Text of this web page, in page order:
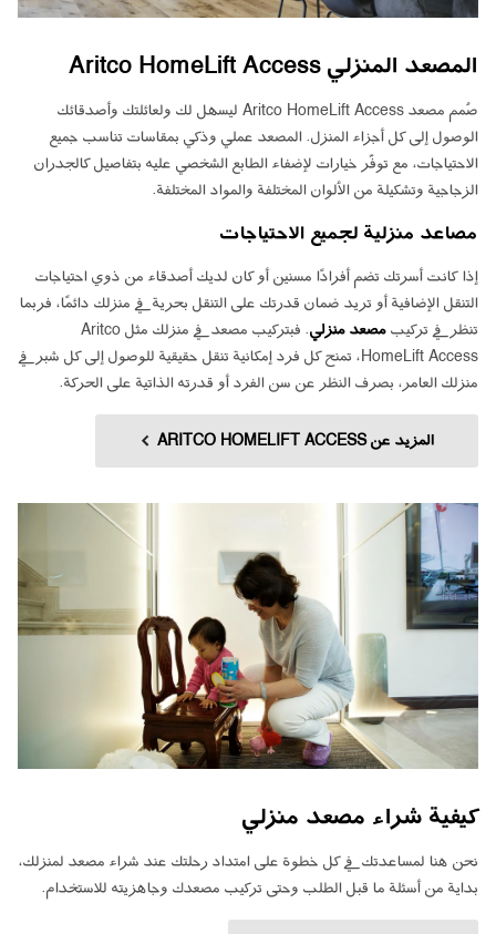
المصعد المنزلي Aritco HomeLift Access
صُمم مصعد Aritco HomeLift Access ليسهل لك ولعائلتك وأصدقائك
الوصول إلى كل أجزاء المنزل. المصعد عملي وذكي بمقاسات تناسب جميع
الاحتياجات، مع توفّر خيارات لإضفاء الطابع الشخصي عليه بتفاصيل كالجدران
الزجاجية وتشكيلة من الألوان المختلفة والمواد المختلفة.
مصاعد منزلية لجميع الاحتياجات
إذا كانت أسرتك تضم أفرادًا مسنين أو كان لديك أصدقاء من ذوي احتياجات
التنقل الإضافية أو تريد ضمان قدرتك على التنقل بحرية في منزلك دائمًا، فربما
تنظر في تركيب مصعد منزلي
. فبتركيب مصعد في منزلك مثل Aritco
HomeLift Access، تمنح كل فرد إمكانية تنقل حقيقية للوصول إلى كل شبر في
منزلك العامر، بصرف النظر عن سن الفرد أو قدرته الذاتية على الحركة.
المزيد عن ARITCO HOMELIFT ACCESS
كيفية شراء مصعد منزلي
نحن هنا لمساعدتك في كل خطوة على امتداد رحلتك عند شراء مصعد لمنزلك،
بداية من أسئلة ما قبل الطلب وحتى تركيب مصعدك وجاهزيته للاستخدام.